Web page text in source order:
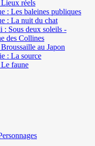
réels
: Les baleines publiques
: La nuit du chat
: Sous deux soleils -
des Collines
au Japon
: La source
faune